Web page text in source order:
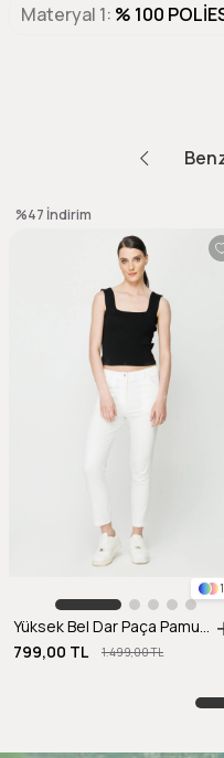
Materyal 1 % 100
1
Yüksek Bel Dar Paça Pamuklu Pantolon-EKRU
799,00 TL
1.499,00 TL
%47 İndirim